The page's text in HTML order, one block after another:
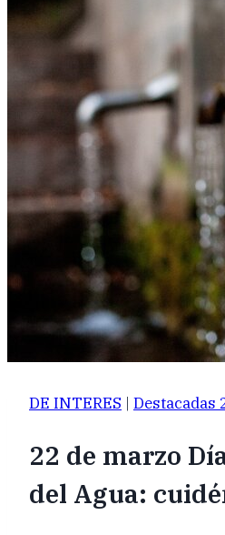
DE INTERES | Destacadas
22 de marzo
del Agua: